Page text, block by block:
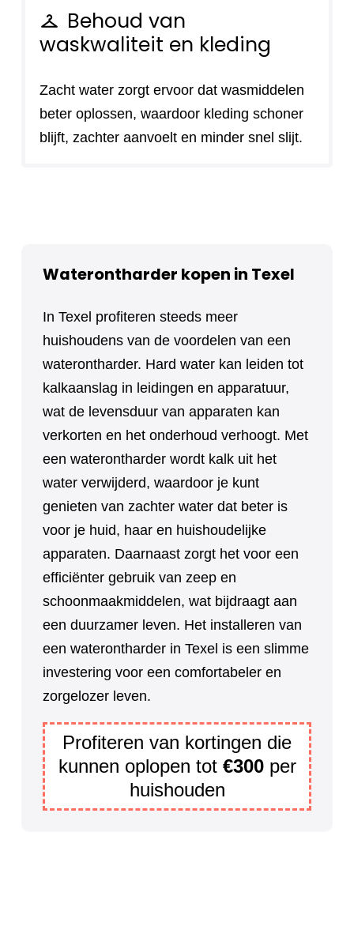
checkroom Behoud van
waskwaliteit en kleding
Zacht water zorgt ervoor dat wasmiddelen
beter oplossen, waardoor kleding schoner
blijft, zachter aanvoelt en minder snel slijt.
Waterontharder kopen in Texel
In Texel profiteren steeds meer
huishoudens van de voordelen van een
waterontharder. Hard water kan leiden tot
kalkaanslag in leidingen en apparatuur,
wat de levensduur van apparaten kan
verkorten en het onderhoud verhoogt. Met
een waterontharder wordt kalk uit het
water verwijderd, waardoor je kunt
genieten van zachter water dat beter is
voor je huid, haar en huishoudelijke
apparaten. Daarnaast zorgt het voor een
efficiënter gebruik van zeep en
schoonmaakmiddelen, wat bijdraagt aan
een duurzamer leven. Het installeren van
een waterontharder in Texel is een slimme
investering voor een comfortabeler en
zorgelozer leven.
Profiteren van kortingen die
kunnen oplopen tot €300 per
huishouden